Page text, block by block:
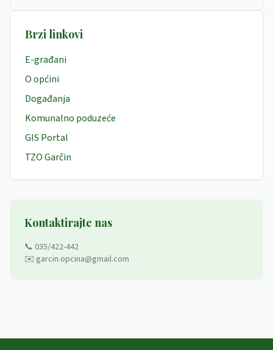
Brzi linkovi
E-građani
O općini
Događanja
Komunalno poduzeće
GIS Portal
TZO Garčin
Kontaktirajte nas
📞 035/422-442
✉️ garcin.opcina@gmail.com